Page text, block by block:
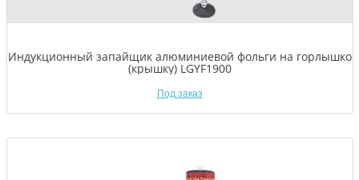
Индукционный запайщик алюминиевой фольги на горлышко
(крышку) LGYF1900
Под заказ